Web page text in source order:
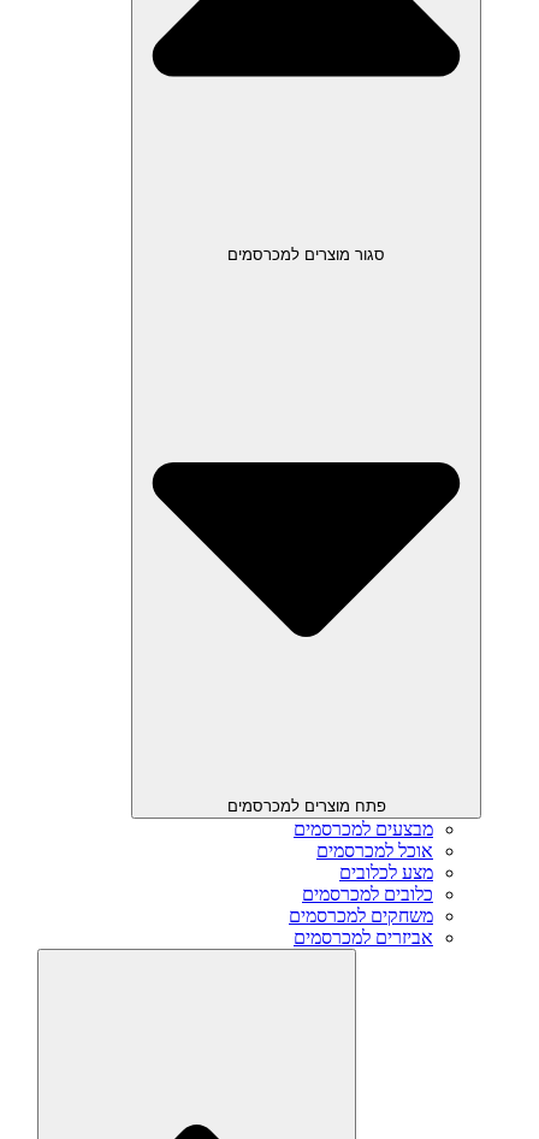
סגור מוצרים למכרסמים
פתח מוצרים למכרסמים
מבצעים למכרסמים
אוכל למכרסמים
מצע לכלובים
כלובים למכרסמים
משחקים למכרסמים
אביזרים למכרסמים